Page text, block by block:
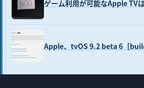
ゲーム利用が可能なApple TV
Apple、tvOS 9.2 beta 6［